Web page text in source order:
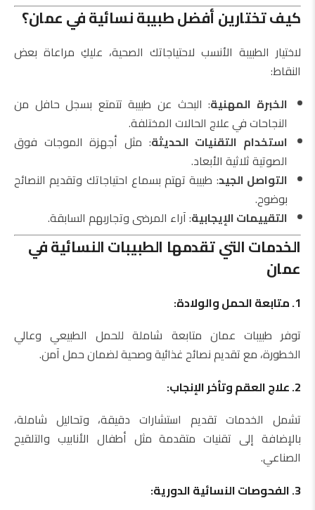
كيف تختارين أفضل طبيبة نسائية في عمان؟
لاختيار الطبيبة الأنسب لاحتياجاتك الصحية، عليكِ مراعاة بعض
النقاط:
الخبرة المهنية: البحث عن طبيبة تتمتع بسجل حافل من
النجاحات في علاج الحالات المختلفة.
استخدام التقنيات الحديثة: مثل أجهزة الموجات فوق
الصوتية ثلاثية الأبعاد.
التواصل الجيد: طبيبة تهتم بسماع احتياجاتك وتقديم النصائح
بوضوح.
التقييمات الإيجابية: آراء المرضى وتجاربهم السابقة.
الخدمات التي تقدمها الطبيبات النسائية في
عمان
1. متابعة الحمل والولادة:
توفر طبيبات عمان متابعة شاملة للحمل الطبيعي وعالي
الخطورة، مع تقديم نصائح غذائية وصحية لضمان حمل آمن.
2. علاج العقم وتأخر الإنجاب:
تشمل الخدمات تقديم استشارات دقيقة، وتحاليل شاملة،
بالإضافة إلى تقنيات متقدمة مثل أطفال الأنابيب والتلقيح
الصناعي.
3. الفحوصات النسائية الدورية: